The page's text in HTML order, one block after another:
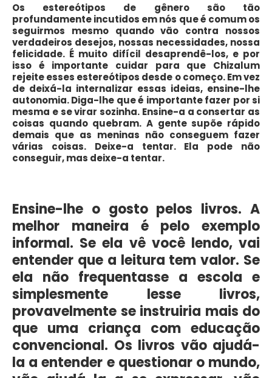
Os estereótipos de gênero são tão
profundamente incutidos em nós que é comum os
seguirmos mesmo quando vão contra nossos
verdadeiros desejos, nossas necessidades, nossa
felicidade. É muito difícil desaprendê-los, e por
isso é importante cuidar para que Chizalum
rejeite esses estereótipos desde o começo. Em vez
de deixá-la internalizar essas ideias, ensine-lhe
autonomia. Diga-lhe que é importante fazer por si
mesma e se virar sozinha. Ensine-a a consertar as
coisas quando quebram. A gente supõe rápido
demais que as meninas não conseguem fazer
várias coisas. Deixe-a tentar. Ela pode não
conseguir, mas deixe-a tentar.
Ensine-lhe o gosto pelos livros. A
melhor maneira é pelo exemplo
informal. Se ela vê você lendo, vai
entender que a leitura tem valor. Se
ela não frequentasse a escola e
simplesmente lesse livros,
provavelmente se instruiria mais do
que uma criança com educação
convencional. Os livros vão ajudá-
la a entender e questionar o mundo,